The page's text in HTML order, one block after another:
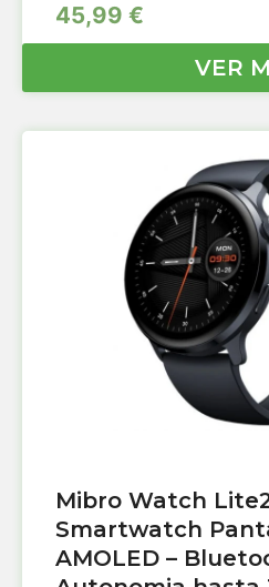
45,99 €
VER
Mibro Watch
Smartwatch
AMOLED –